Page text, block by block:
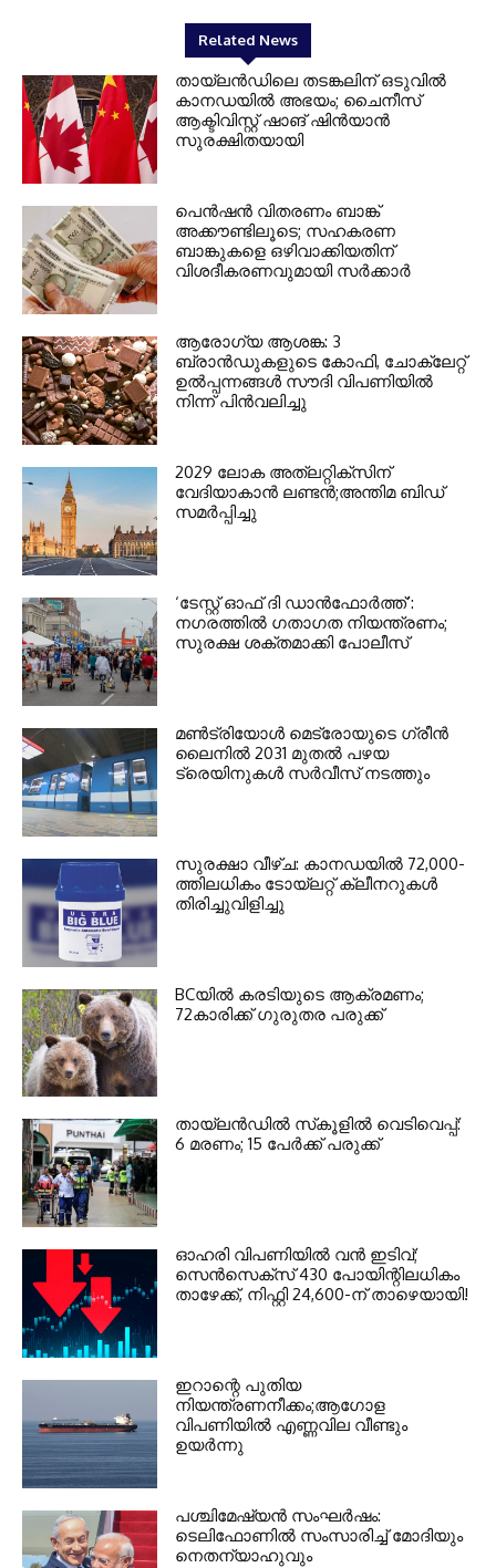
Related News
തായ്‌ലൻഡിലെ തടങ്കലിന് ഒടുവിൽ
കാനഡയിൽ അഭയം; ചൈനീസ്
ആക്ടിവിസ്റ്റ് ഷാങ് ഷിൻയാൻ
സുരക്ഷിതയായി
പെൻഷൻ വിതരണം ബാങ്ക്
അക്കൗണ്ടിലൂടെ; സഹകരണ
ബാങ്കുകളെ ഒഴിവാക്കിയതിന്
വിശദീകരണവുമായി സർക്കാർ
ആരോഗ്യ ആശങ്ക: 3
ബ്രാൻഡുകളുടെ കോഫി, ചോക്ലേറ്റ്
ഉൽപ്പന്നങ്ങൾ സൗദി വിപണിയിൽ
നിന്ന് പിൻവലിച്ചു
2029 ലോക അത്ലറ്റിക്സിന്
വേദിയാകാന്‍ ലണ്ടന്‍;അന്തിമ ബിഡ്
സമര്‍പ്പിച്ചു
‘ടേസ്റ്റ് ഓഫ് ദി ഡാന്‍ഫോര്‍ത്ത്’:
നഗരത്തില്‍ ഗതാഗത നിയന്ത്രണം;
സുരക്ഷ ശക്തമാക്കി പോലീസ്
മണ്‍ട്രിയോള്‍ മെട്രോയുടെ ഗ്രീന്‍
ലൈനില്‍ 2031 മുതല്‍ പഴയ
ട്രെയിനുകള്‍ സര്‍വീസ് നടത്തും
സുരക്ഷാ വീഴ്ച: കാനഡയില്‍ 72,000-
ത്തിലധികം ടോയ്ലറ്റ് ക്ലീനറുകള്‍
തിരിച്ചുവിളിച്ചു
BCയില്‍ കരടിയുടെ ആക്രമണം;
72കാരിക്ക് ഗുരുതര പരുക്ക്
തായ്‌ലന്‍ഡില്‍ സ്‌കൂളില്‍ വെടിവെപ്പ്:
6 മരണം; 15 പേര്‍ക്ക് പരുക്ക്
ഓഹരി വിപണിയില്‍ വന്‍ ഇടിവ്;
സെന്‍സെക്‌സ് 430 പോയിന്റിലധികം
താഴേക്ക്, നിഫ്റ്റി 24,600-ന് താഴെയായി!
ഇറാന്റെ പുതിയ
നിയന്ത്രണനീക്കം;ആഗോള
വിപണിയിൽ എണ്ണവില വീണ്ടും
ഉയർന്നു
പശ്ചിമേഷ്യന്‍ സംഘര്‍ഷം:
ടെലിഫോണില്‍ സംസാരിച്ച് മോദിയും
നെതന്യാഹുവും